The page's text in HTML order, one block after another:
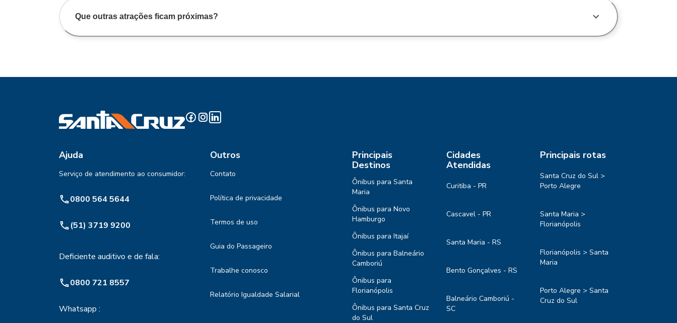
Que outras atrações ficam próximas?
Ajuda
Serviço de atendimento ao consumidor:
0800 564 5644
(51) 3719 9200
Deficiente auditivo e de fala:
0800 721 8557
Whatsapp :
Outros
Contato
Política de privacidade
Termos de uso
Guia do Passageiro
Trabalhe conosco
Relatório Igualdade Salarial
Principais
Destinos
Ônibus para Santa
Maria
Ônibus para Novo
Hamburgo
Ônibus para Itajaí
Ônibus para Balneário
Camboriú
Ônibus para
Florianópolis
Ônibus para Santa Cruz
do Sul
Cidades
Atendidas
Curitiba - PR
Cascavel - PR
Santa Maria - RS
Bento Gonçalves - RS
Balneário Camboriú -
SC
Principais rotas
Santa Cruz do Sul >
Porto Alegre
Santa Maria >
Florianópolis
Florianópolis > Santa
Maria
Porto Alegre > Santa
Cruz do Sul